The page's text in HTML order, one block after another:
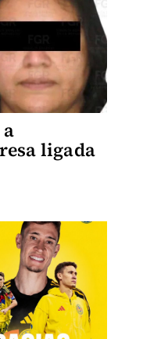
ligada